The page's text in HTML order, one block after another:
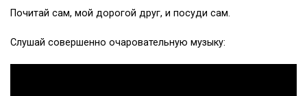
Почитай сам, мой дорогой друг, и посуди сам.
Слушай совершенно очаровательную музыку: